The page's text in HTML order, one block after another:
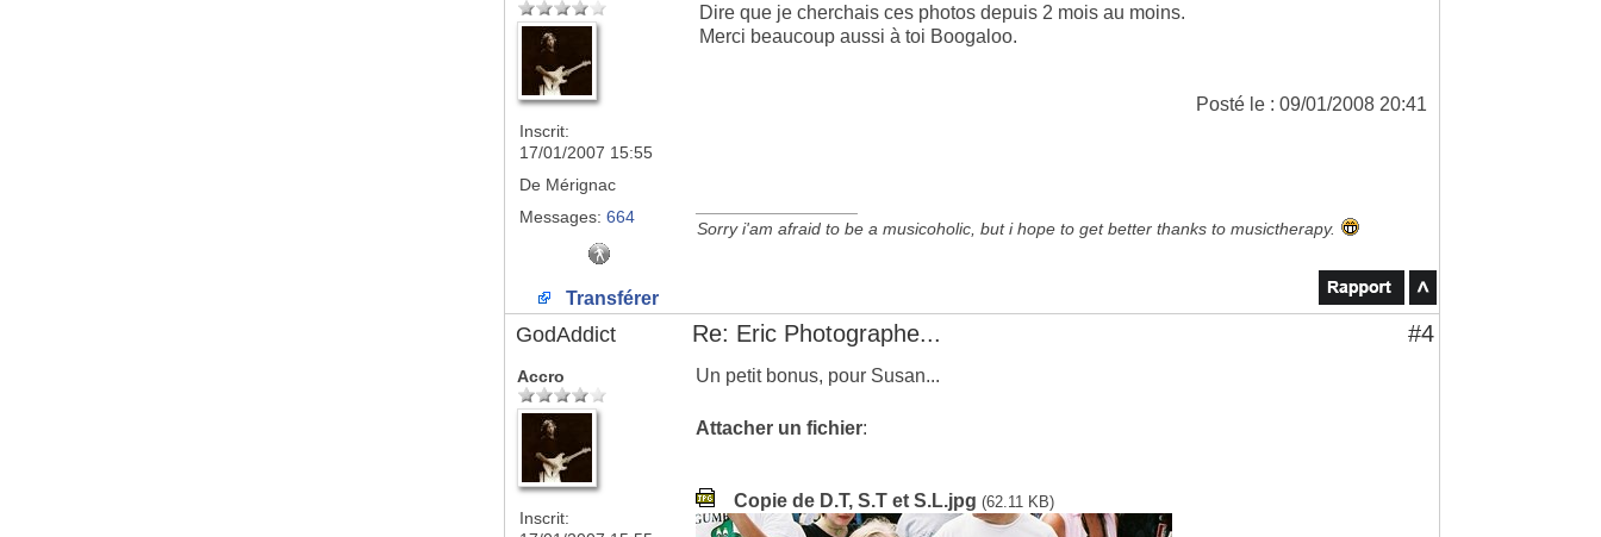
Inscrit:
17/01/2007 15:55
De Mérignac
Messages: 664
Dire que je cherchais ces photos depuis 2 mois au moins.
Merci beaucoup aussi à toi Boogaloo.
Posté le : 09/01/2008 20:41
Sorry i'am afraid to be a musicoholic, but i hope to get better thanks to musictherapy.
Transférer
GodAddict Re: Eric Photographe... #4
Accro
Inscrit:
Un petit bonus, pour Susan...
Attacher un fichier:
Copie de D.T, S.T et S.L.jpg (62.11 KB)